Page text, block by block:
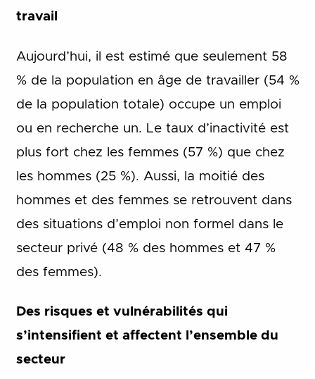
travail
Aujourd’hui, il est estimé que seulement 58
% de la population en âge de travailler (54 %
de la population totale) occupe un emploi
ou en recherche un. Le taux d’inactivité est
plus fort chez les femmes (57 %) que chez
les hommes (25 %). Aussi, la moitié des
hommes et des femmes se retrouvent dans
des situations d’emploi non formel dans le
secteur privé (48 % des hommes et 47 %
des femmes).
Des risques et vulnérabilités qui
s’intensifient et affectent l’ensemble du
secteur